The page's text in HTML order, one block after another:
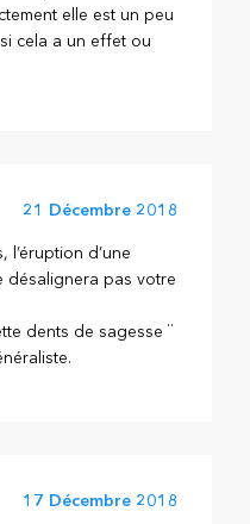
elle est un peu
cela a un effet ou
21 Décembre 2018
l’éruption d’une
désalignera pas votre
dents de sagesse ¨
17 Décembre 2018